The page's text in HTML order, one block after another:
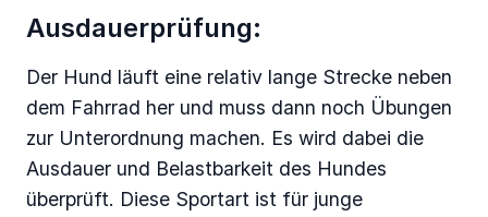
Ausdauerprüfung:
Der Hund läuft eine relativ lange Strecke neben
dem Fahrrad her und muss dann noch Übungen
zur Unterordnung machen. Es wird dabei die
Ausdauer und Belastbarkeit des Hundes
überprüft. Diese Sportart ist für junge